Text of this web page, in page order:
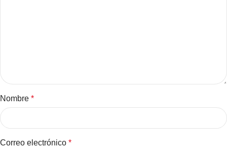
Nombre *
Correo electrónico *